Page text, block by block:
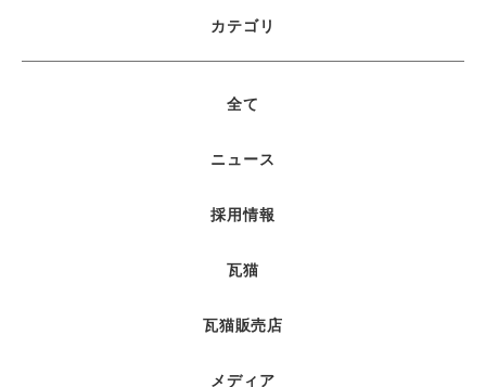
カテゴリ
全て
ニュース
採用情報
瓦猫
瓦猫販売店
メディア